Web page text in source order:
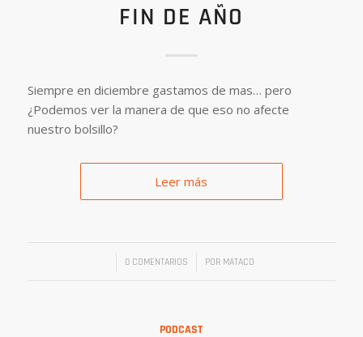
FIN DE AÑO
Siempre en diciembre gastamos de mas… pero
¿Podemos ver la manera de que eso no afecte
nuestro bolsillo?
Leer más
0 COMENTARIOS
/ POR MATACO
PODCAST